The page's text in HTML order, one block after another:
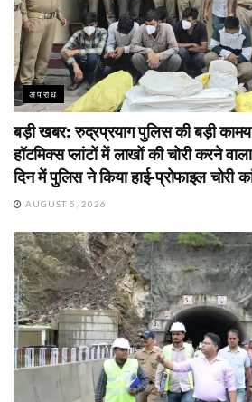
अपराध
बड़ी खबर: रुद्रप्रयाग पुलिस की बड़ी
हॉटमिक्स प्लांटों में लाखों की चोरी करने
दिन में पुलिस ने किया हाई-प्रोफाइल चोरी
AUGUST 5, 2026